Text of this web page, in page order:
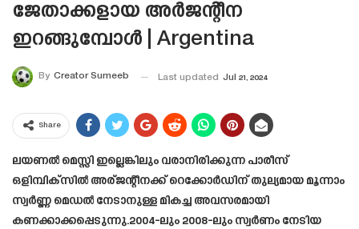
ജേതാക്കളായ അർജന്റീന
ഇറങ്ങുമ്പോൾ | Argentina
By Creator Sumeeb Last updated Jul 21, 2024
Share
ലയണൽ മെസ്സി ഇല്ലെങ്കിലും വരാനിരിക്കുന്ന പാരീസ്
ഒളിമ്പിക്സിൽ അര്ജന്റീനക്ക് റെക്കോർഡിന് തുല്യമായ മൂന്നാം
സ്വർണ്ണ മെഡൽ നേടാനുള്ള മികച്ച അവസരമായി
കണക്കാക്കപ്പെടുന്നു.2004-ലും 2008-ലും സ്വർണം നേടിയ